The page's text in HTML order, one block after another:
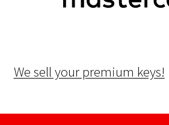
We sell your premium keys!